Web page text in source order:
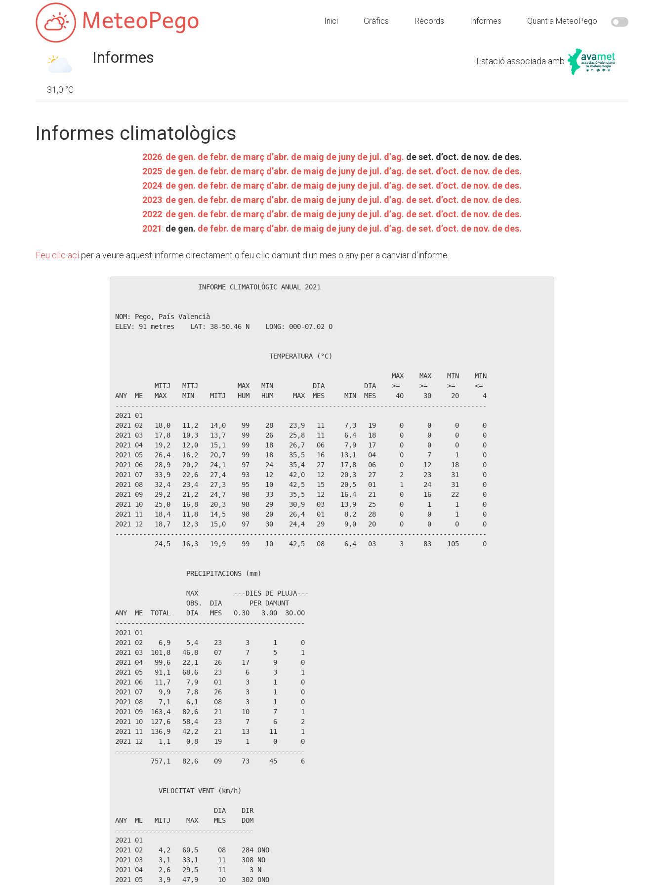
Inici Gràfics Rècords Informes Quant a MeteoPego
31,0 °C
Informes Estació associada amb
Informes climatològics
2026: de gen. de febr. de març d’abr. de maig de juny de jul. d’ag. de set. d’oct. de nov. de des.
2025: de gen. de febr. de març d’abr. de maig de juny de jul. d’ag. de set. d’oct. de nov. de des.
2024: de gen. de febr. de març d’abr. de maig de juny de jul. d’ag. de set. d’oct. de nov. de des.
2023: de gen. de febr. de març d’abr. de maig de juny de jul. d’ag. de set. d’oct. de nov. de des.
2022: de gen. de febr. de març d’abr. de maig de juny de jul. d’ag. de set. d’oct. de nov. de des.
2021: de gen. de febr. de març d’abr. de maig de juny de jul. d’ag. de set. d’oct. de nov. de des.
Feu clic acíper a veure aquest informe directament o feu clic damunt d'un mes o any per a canviar d'informe.
                     INFORME CLIMATOLÒGIC ANUAL 2021
NOM: Pego, País Valencià
ELEV: 91 metres    LAT: 38-50.46 N    LONG: 000-07.02 O
                                       TEMPERATURA (°C)
                                                                      MAX    MAX    MIN    MIN
          MITJ   MITJ          MAX   MIN          DIA          DIA    >=     >=     >=     <=
ANY  ME   MAX    MIN    MITJ   HUM   HUM     MAX  MES     MIN  MES     40     30     20      4
----------------------------------------------------------------------------------------------
2021 01
2021 02   18,0   11,2   14,0    99    28    23,9   11     7,3   19      0      0      0      0
2021 03   17,8   10,3   13,7    99    26    25,8   11     6,4   18      0      0      0      0
2021 04   19,2   12,0   15,1    99    18    26,7   06     7,9   17      0      0      0      0
2021 05   26,4   16,2   20,7    99    18    35,5   16    13,1   04      0      7      1      0
2021 06   28,9   20,2   24,1    97    24    35,4   27    17,8   06      0     12     18      0
2021 07   33,9   22,6   27,4    93    12    42,0   12    20,3   27      2     23     31      0
2021 08   32,4   23,4   27,3    95    10    42,5   15    20,5   01      1     24     31      0
2021 09   29,2   21,2   24,7    98    33    35,5   12    16,4   21      0     16     22      0
2021 10   25,0   16,8   20,3    98    29    30,9   03    13,9   25      0      1      1      0
2021 11   18,4   11,8   14,5    98    20    26,4   01     8,2   28      0      0      1      0
2021 12   18,7   12,3   15,0    97    30    24,4   29     9,0   20      0      0      0      0
----------------------------------------------------------------------------------------------
          24,5   16,3   19,9    99    10    42,5   08     6,4   03      3     83    105      0
                  PRECIPITACIONS (mm)
                  MAX         ---DIES DE PLUJA---
                  OBS.  DIA       PER DAMUNT
ANY  ME  TOTAL    DIA   MES   0.30   3.00  30.00
------------------------------------------------
2021 01
2021 02    6,9    5,4    23      3      1      0
2021 03  101,8   46,8    07      7      5      1
2021 04   99,6   22,1    26     17      9      0
2021 05   91,1   68,6    23      6      3      1
2021 06   11,7    7,9    01      3      1      0
2021 07    9,9    7,8    26      3      1      0
2021 08    7,1    6,1    08      3      1      0
2021 09  163,4   82,6    21     10      7      1
2021 10  127,6   58,4    23      7      6      2
2021 11  136,9   42,2    21     13     11      1
2021 12    1,1    0,8    19      1      0      0
------------------------------------------------
         757,1   82,6    09     73     45      6
           VELOCITAT VENT (km/h)
                         DIA    DIR
ANY  ME   MITJ    MAX    MES    DOM
-----------------------------------
2021 01
2021 02    4,2   60,5     08    284 ONO
2021 03    3,1   33,1     11    308 NO
2021 04    2,6   29,5     11      3 N
2021 05    3,9   47,9     10    302 ONO